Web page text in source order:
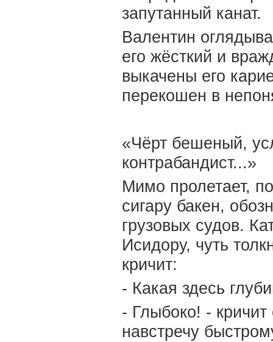
запутанный канат.
Валентин
его жёсткий и
выкачены его
перекошен в
«Чёрт бешеный,
контрабандист...»
Мимо пролетает,
сигару бакен,
грузовых судов.
Исидору, чуть
кричит:
- Какая здесь
- Глыбоко! -
навстречу